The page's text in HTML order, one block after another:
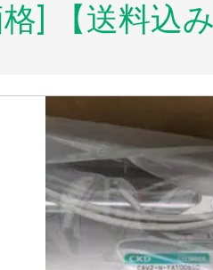
格] 【送料